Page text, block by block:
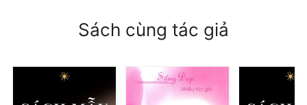
Sách cùng tác giả